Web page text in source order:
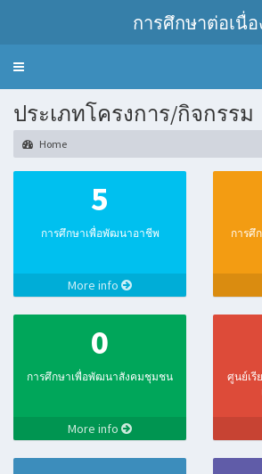
การศึกษาต่อเนื่อ
Toggle
ประเภทโครงการ/กิจกรรม
Home
5
การศึกษาเพื่อพัฒนาอาชีพ
More info
การศึ
0
การศึกษาเพื่อพัฒนาสังคมชุมชน
More info
ศูนย์เรี